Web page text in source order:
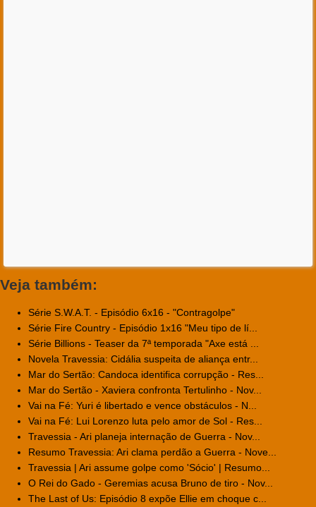
Veja também:
Série S.W.A.T. - Episódio 6x16 - "Contragolpe"
Série Fire Country - Episódio 1x16 "Meu tipo de lí...
Série Billions - Teaser da 7ª temporada "Axe está ...
Novela Travessia: Cidália suspeita de aliança entr...
Mar do Sertão: Candoca identifica corrupção - Res...
Mar do Sertão - Xaviera confronta Tertulinho - Nov...
Vai na Fé: Yuri é libertado e vence obstáculos - N...
Vai na Fé: Lui Lorenzo luta pelo amor de Sol - Res...
Travessia - Ari planeja internação de Guerra - Nov...
Resumo Travessia: Ari clama perdão a Guerra - Nove...
Travessia | Ari assume golpe como 'Sócio' | Resumo...
O Rei do Gado - Geremias acusa Bruno de tiro - Nov...
The Last of Us: Episódio 8 expõe Ellie em choque c...